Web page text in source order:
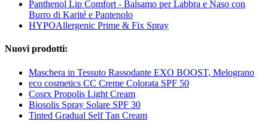
Panthenol Lip Comfort - Balsamo per Labbra e Naso con
Burro di Karité e Pantenolo
HYPOAllergenic Prime & Fix Spray
Nuovi prodotti:
Maschera in Tessuto Rassodante EXO BOOST, Melograno
eco cosmetics CC Creme Colorata SPF 50
Cosrx Propolis Light Cream
Biosolis Spray Solare SPF 30
Tinted Gradual Self Tan Cream